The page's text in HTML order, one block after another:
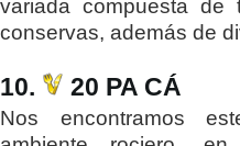
variada compuesta de
conservas, además de
10. 20 PA CÁ
Nos encontramos